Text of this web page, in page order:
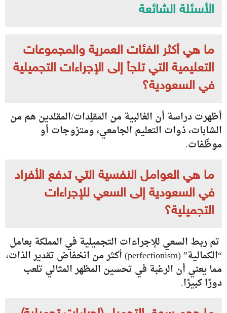
الأسئلة الشائعة
ما هي أكثر الفئات العمرية والمجموعات
التعليمية التي تلجأ إلى الإجراءات التجميلية
في السعودية؟
أظهرت دراسة أن الغالبية من المقلِدات/المقلدين هم من
الشابات، ذوات التعليم الجامعي، ومتزوجات أو
موظّفات.
ما هي العوامل النفسية التي تدفع الأفراد
في السعودية إلى السعي للإجراءات
التجميلية؟
تم ربط السعي للإجراءات التجميلية في المملكة بعامل
“الكمالية” (perfectionism) أكثر من انخفاض تقدير الذات،
مما يعني أن الرغبة في تحسين المظهر المثالي تلعب
دورًا كبيرًا.